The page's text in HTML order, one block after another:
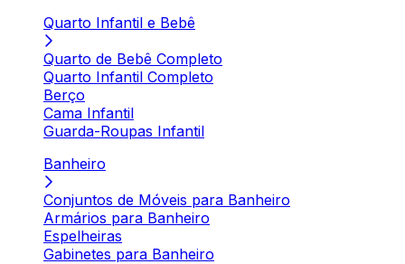
Quarto Infantil e Bebê
Quarto de Bebê Completo
Quarto Infantil Completo
Berço
Cama Infantil
Guarda-Roupas Infantil
Banheiro
Conjuntos de Móveis para Banheiro
Armários para Banheiro
Espelheiras
Gabinetes para Banheiro